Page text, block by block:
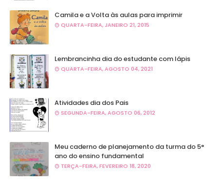
Camila e a Volta às aulas para imprimir
QUARTA-FEIRA, JANEIRO 21, 2015
Lembrancinha dia do estudante com lápis
QUARTA-FEIRA, AGOSTO 04, 2021
Atividades dia dos Pais
SEGUNDA-FEIRA, AGOSTO 06, 2012
Meu caderno de planejamento da turma do 5°
ano do ensino fundamental
TERÇA-FEIRA, FEVEREIRO 18, 2020